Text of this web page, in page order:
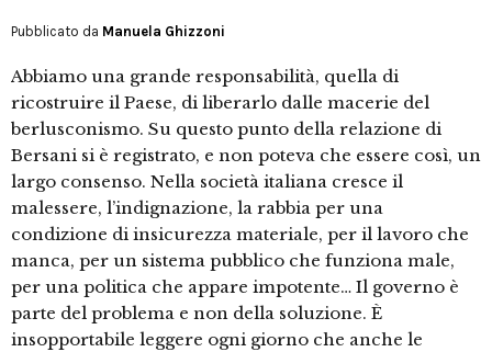
Pubblicato da Manuela Ghizzoni
Abbiamo una grande responsabilità, quella di
ricostruire il Paese, di liberarlo dalle macerie del
berlusconismo. Su questo punto della relazione di
Bersani si è registrato, e non poteva che essere così, un
largo consenso. Nella società italiana cresce il
malessere, l’indignazione, la rabbia per una
condizione di insicurezza materiale, per il lavoro che
manca, per un sistema pubblico che funziona male,
per una politica che appare impotente… Il governo è
parte del problema e non della soluzione. È
insopportabile leggere ogni giorno che anche le